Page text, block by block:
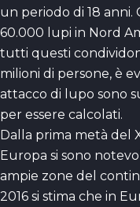
un periodo di 18 anni.
60.000 lupi in Nord
tutti questi
milioni di persone, è
attacco di lupo sono
per essere calcolati.
Dalla prima metà del
Europa si sono
ampie zone del
2016 si stima che in